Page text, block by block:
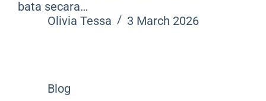
bata secara…
Olivia Tessa
3 March 2026
Blog